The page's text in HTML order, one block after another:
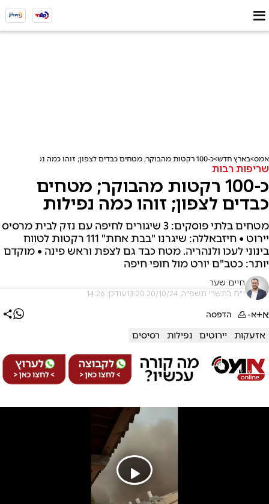
אמס בארץ חדש כ-100 רקטות מהבוקר; מטחים כבדים לצפון; זוהו כמה נפילות
שריפות רבות
כ-100 רקטות מהבוקר; מטחים
כבדים לצפון; זוהו כמה נפילות
מטחים בלתי פוסקים: 3 שיגורים לחיפה עם נזק לבית מרסיס
יירוט • חיזבאללה: שיגרנו "בבת אחת" 111 רקטות לטווח
בינוני לעכו ולנהריה. מטח כבד גם לצפת וראש פינה • מוקדם
יותר: כטב"ם יורט מול חופי חיפה
חיים שער
י"ח בתשרי תשפ"ה, 20/10/24 13:20 עודכן: 14:26
א+א- הדפסה
אזעקות יירוטים נפילות רסיסים